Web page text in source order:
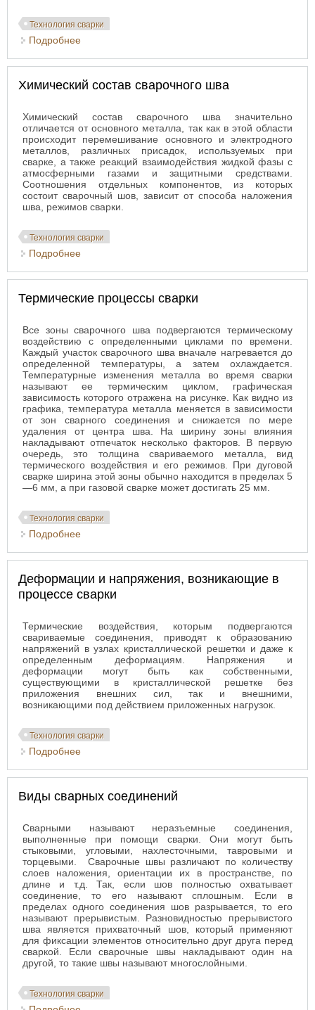
Технология сварки
Подробнее
Химический состав сварочного шва
Химический состав сварочного шва значительно
отличается от основного металла, так как в этой области
происходит перемешивание основного и электродного
металлов, различных присадок, используемых при
сварке, а также реакций взаимодействия жидкой фазы с
атмосферными газами и защитными средствами.
Соотношения отдельных компонентов, из которых
состоит сварочный шов, зависит от способа наложения
шва, режимов сварки.
Технология сварки
Подробнее
Термические процессы сварки
Все зоны сварочного шва подвергаются термическому
воздействию с определенными циклами по времени.
Каждый участок сварочного шва вначале нагревается до
определенной температуры, а затем охлаждается.
Температурные изменения металла во время сварки
называют ее термическим циклом, графическая
зависимость которого отражена на рисунке. Как видно из
графика, температура металла меняется в зависимости
от зон сварного соединения и снижается по мере
удаления от центра шва. На ширину зоны влияния
накладывают отпечаток несколько факторов. В первую
очередь, это толщина свариваемого металла, вид
термического воздействия и его режимов. При дуговой
сварке ширина этой зоны обычно находится в пределах 5
—6 мм, а при газовой сварке может достигать 25 мм.
Технология сварки
Подробнее
Деформации и напряжения, возникающие в
процессе сварки
Термические воздействия, которым подвергаются
свариваемые соединения, приводят к образованию
напряжений в узлах кристаллической решетки и даже к
определенным деформациям. Напряжения и
деформации могут быть как собственными,
существующими в кристаллической решетке без
приложения внешних сил, так и внешними,
возникающими под действием приложенных нагрузок.
Технология сварки
Подробнее
Виды сварных соединений
Сварными называют неразъемные соединения,
выполненные при помощи сварки. Они могут быть
стыковыми, угловыми, нахлесточными, тавровыми и
торцевыми. Сварочные швы различают по количеству
слоев наложения, ориентации их в пространстве, по
длине и т.д. Так, если шов полностью охватывает
соединение, то его называют сплошным. Если в
пределах одного соединения шов разрывается, то его
называют прерывистым. Разновидностью прерывистого
шва является прихваточный шов, который применяют
для фиксации элементов относительно друг друга перед
сваркой. Если сварочные швы накладывают один на
другой, то такие швы называют многослойными.
Технология сварки